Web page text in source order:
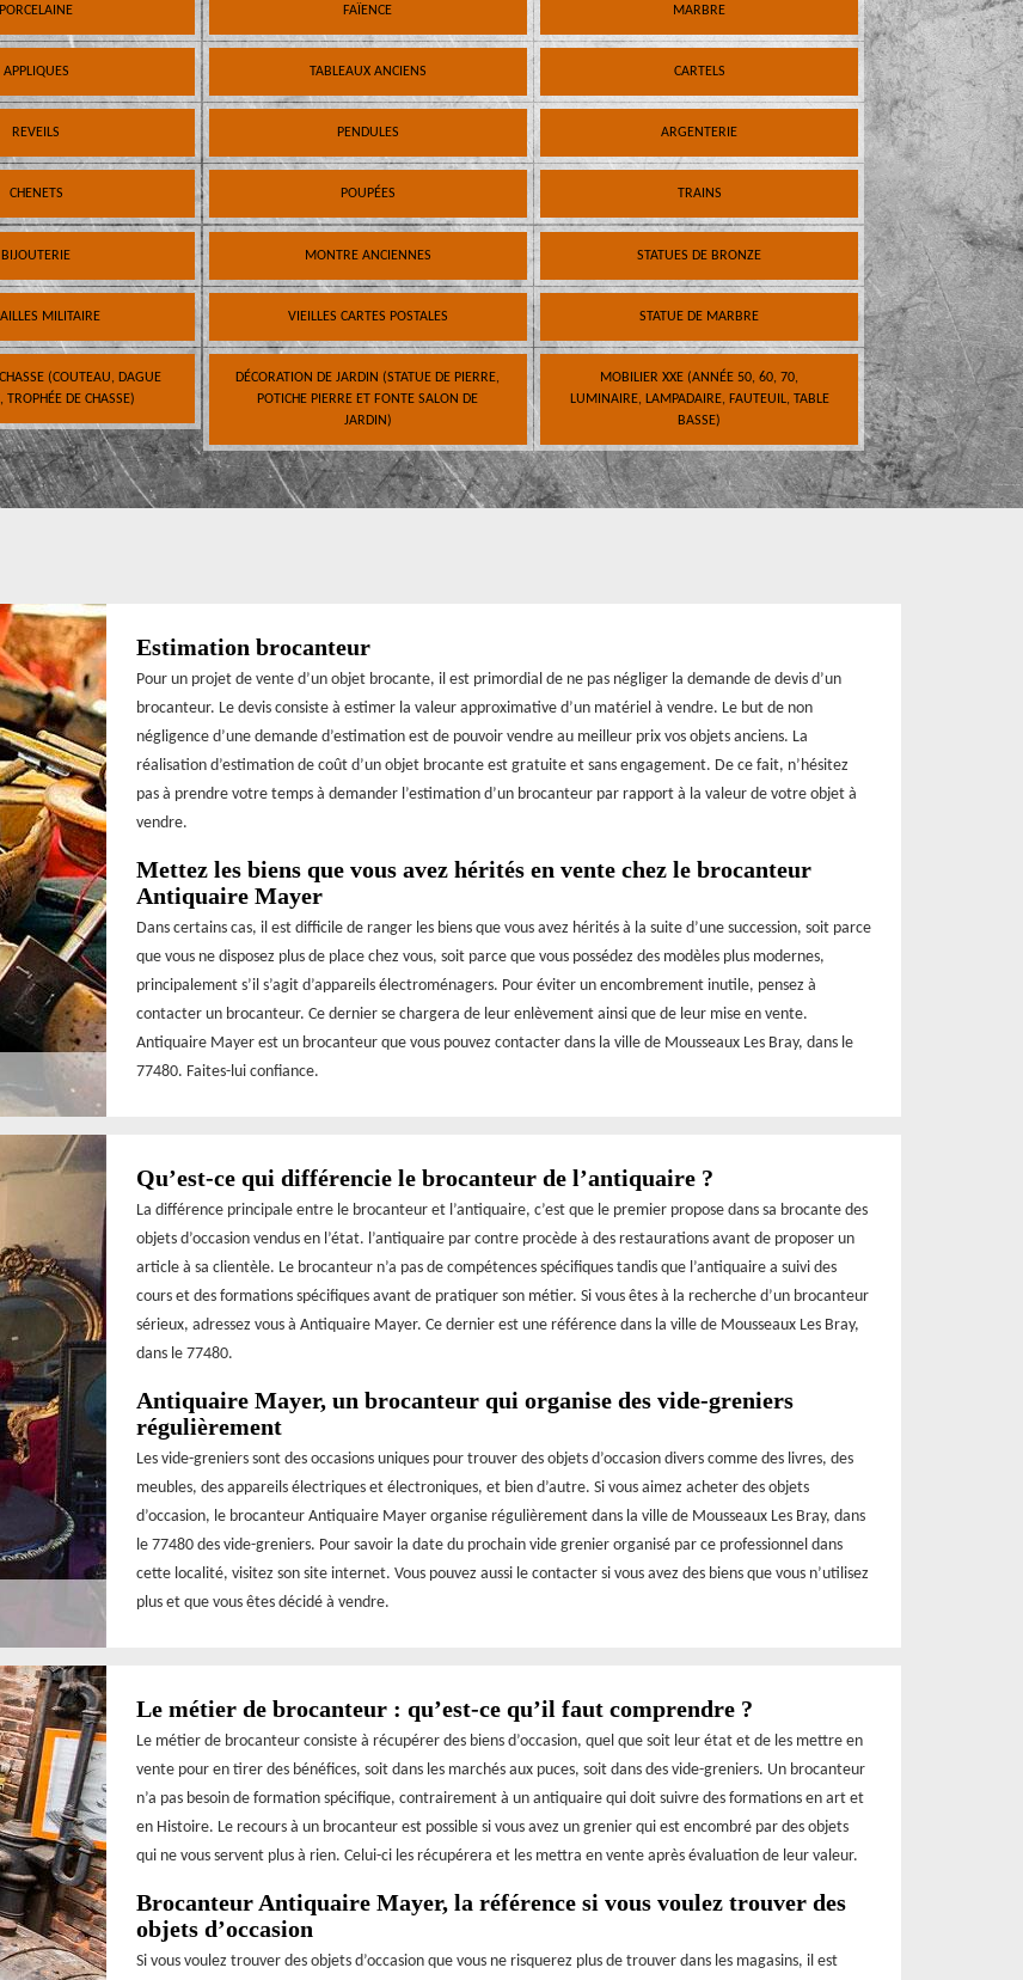
PORCELAINE FAÏENCE MARBRE
APPLIQUES TABLEAUX ANCIENS CARTELS
REVEILS PENDULES ARGENTERIE
CHENETS POUPÉES TRAINS
BIJOUTERIE MONTRE ANCIENNES STATUES DE BRONZE
MILITAIRE VIEILLES CARTES POSTALES STATUE DE MARBRE
(COUTEAU, DAGUE
TROPHÉE DE CHASSE)
DÉCORATION DE JARDIN (STATUE DE PIERRE,
POTICHE PIERRE ET FONTE SALON DE
JARDIN)
MOBILIER XXE (ANNÉE 50, 60, 70,
LUMINAIRE, LAMPADAIRE, FAUTEUIL, TABLE
BASSE)
Estimation brocanteur
Pour un projet de vente d’un objet brocante, il est primordial de ne pas négliger la demande de devis d’un
brocanteur. Le devis consiste à estimer la valeur approximative d’un matériel à vendre. Le but de non
négligence d’une demande d’estimation est de pouvoir vendre au meilleur prix vos objets anciens. La
réalisation d’estimation de coût d’un objet brocante est gratuite et sans engagement. De ce fait, n’hésitez
pas à prendre votre temps à demander l’estimation d’un brocanteur par rapport à la valeur de votre objet à
vendre.
Mettez les biens que vous avez hérités en vente chez le brocanteur
Antiquaire Mayer
Dans certains cas, il est difficile de ranger les biens que vous avez hérités à la suite d’une succession, soit parce
que vous ne disposez plus de place chez vous, soit parce que vous possédez des modèles plus modernes,
principalement s’il s’agit d’appareils électroménagers. Pour éviter un encombrement inutile, pensez à
contacter un brocanteur. Ce dernier se chargera de leur enlèvement ainsi que de leur mise en vente.
Antiquaire Mayer est un brocanteur que vous pouvez contacter dans la ville de Mousseaux Les Bray, dans le
77480. Faites-lui confiance.
Qu’est-ce qui différencie le brocanteur de l’antiquaire ?
La différence principale entre le brocanteur et l’antiquaire, c’est que le premier propose dans sa brocante des
objets d’occasion vendus en l’état. l’antiquaire par contre procède à des restaurations avant de proposer un
article à sa clientèle. Le brocanteur n’a pas de compétences spécifiques tandis que l’antiquaire a suivi des
cours et des formations spécifiques avant de pratiquer son métier. Si vous êtes à la recherche d’un brocanteur
sérieux, adressez vous à Antiquaire Mayer. Ce dernier est une référence dans la ville de Mousseaux Les Bray,
dans le 77480.
Antiquaire Mayer, un brocanteur qui organise des vide-greniers
régulièrement
Les vide-greniers sont des occasions uniques pour trouver des objets d’occasion divers comme des livres, des
meubles, des appareils électriques et électroniques, et bien d’autre. Si vous aimez acheter des objets
d’occasion, le brocanteur Antiquaire Mayer organise régulièrement dans la ville de Mousseaux Les Bray, dans
le 77480 des vide-greniers. Pour savoir la date du prochain vide grenier organisé par ce professionnel dans
cette localité, visitez son site internet. Vous pouvez aussi le contacter si vous avez des biens que vous n’utilisez
plus et que vous êtes décidé à vendre.
Le métier de brocanteur : qu’est-ce qu’il faut comprendre ?
Le métier de brocanteur consiste à récupérer des biens d’occasion, quel que soit leur état et de les mettre en
vente pour en tirer des bénéfices, soit dans les marchés aux puces, soit dans des vide-greniers. Un brocanteur
n’a pas besoin de formation spécifique, contrairement à un antiquaire qui doit suivre des formations en art et
en Histoire. Le recours à un brocanteur est possible si vous avez un grenier qui est encombré par des objets
qui ne vous servent plus à rien. Celui-ci les récupérera et les mettra en vente après évaluation de leur valeur.
Brocanteur Antiquaire Mayer, la référence si vous voulez trouver des
objets d’occasion
Si vous voulez trouver des objets d’occasion que vous ne risquerez plus de trouver dans les magasins, il est